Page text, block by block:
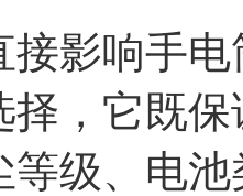
接影响手
择，它既
等级、电